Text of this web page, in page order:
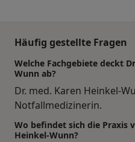
Häufig gestellte Fragen
Welche Fachgebiete deckt
Wunn ab?
Dr. med. Karen Heinkel-
Notfallmedizinerin.
Wo befindet sich die Praxis
Heinkel-Wunn?